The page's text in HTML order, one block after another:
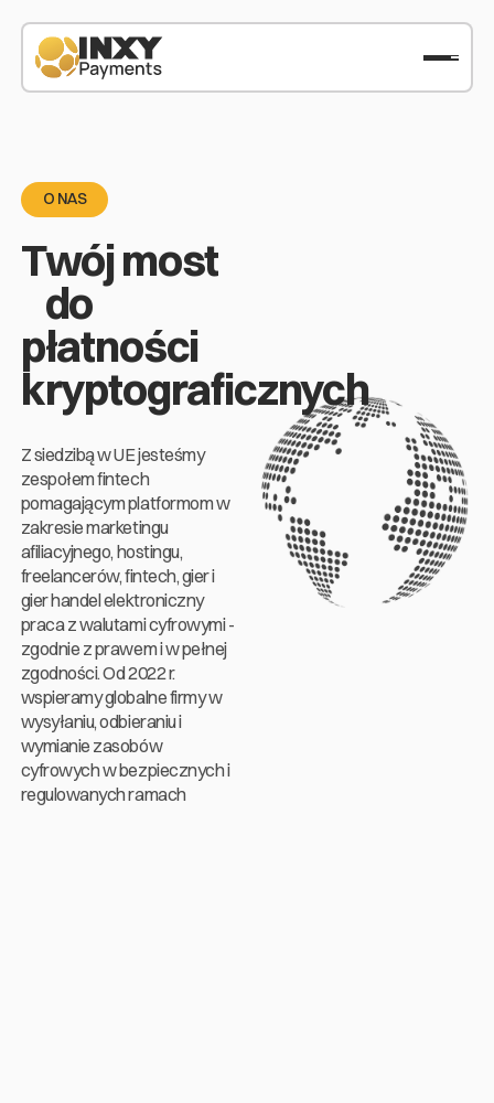
O NAS
Twój most
do
płatności
kryptograficznych
Z siedzibą w UE jesteśmy
zespołem fintech
pomagającym platformom w
zakresie marketingu
afiliacyjnego, hostingu,
freelancerów, fintech, gier i
gierhandel elektroniczny
praca z walutami cyfrowymi -
zgodnie z prawem i w pełnej
zgodności. Od 2022 r.
wspieramy globalne firmy w
wysyłaniu, odbieraniu i
wymianie zasobów
cyfrowych w bezpiecznych i
regulowanych ramach